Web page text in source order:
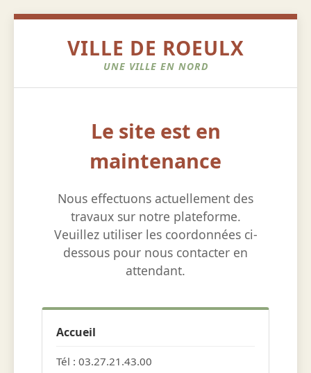
VILLE DE ROEULX
UNE VILLE EN NORD
Le site est en
maintenance
Nous effectuons actuellement des
travaux sur notre plateforme.
Veuillez utiliser les coordonnées ci-
dessous pour nous contacter en
attendant.
Accueil
Tél : 03.27.21.43.00